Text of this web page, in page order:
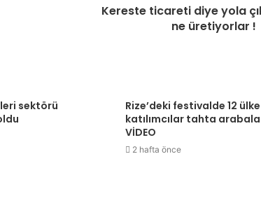
Kereste ticareti diye yola
ne üretiyorlar !
sektörü
Rize’deki festivalde 12
katılımcılar tahta
VİDEO
2 hafta önce